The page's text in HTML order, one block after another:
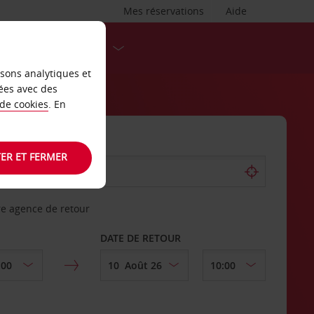
Aide
Mes réservations
agence de retour
DATE DE RETOUR
analytiques et
avec des
cookies. En
ET FERMER